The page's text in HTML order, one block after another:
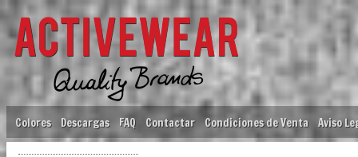
Colores Descargas FAQ Contactar Condiciones de Venta Aviso